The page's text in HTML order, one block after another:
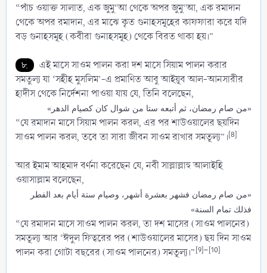
“পাঁচ ওয়াক্ত সালাত, এক জুমু‘আ থেকে অপর জুমু‘আ, এক রমাদান
থেকে অপর রমাদান, এর মাঝে কৃত গুনাহসমূহের কাফফারা করে যদি
বড় গুনাহসমূহ (কবীরা গুনাহসমূহ) থেকে বিরত থাকা হয়।”
৮.
এই মাসে সাওম পালন করা দশ মাসে সিয়াম পালন করার
সমতুল্য যা ‘সহীহ মুসলিম’-এ প্রমাণিত আবু আইয়ূব আল-আনসারীর
হাদীস থেকে নির্দেশনা পাওয়া যায় যে, তিনি বলেছেন,
«من صام رمضان، ثم أتبعه ستا من شوال كان كصيام الدهر»
“যে রমাদান মাসে সিয়াম পালন করল, এর পর শাউওয়ালের ছয়দিন
সাওম পালন করল, তবে তা সারা জীবন সাওম রাখার সমতূল্য”।[8]
আর ইমাম আহমাদ বর্ণনা করেছেন যে, নবী সাল্লাল্লাহু আলাইহি
ওয়াসাল্লাম বলেছেন,
«من صام رمضان فشهر بعشرة أشهر، وصيام ستة أيام بعد الفطر
فذلك تمام السنة»
“যে রমাদান মাসে সাওম পালন করল, তা দশ মাসের (সাওম পালনের)
সমতূল্য আর ‘ঈদুল ফিত্বরের পর (শাউওয়ালের মাসের) ছয় দিন সাওম
পালন করা গোটা বছরের (সাওম পালনের) সমতূল্য।”[9]”[10]